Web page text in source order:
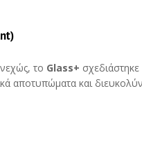
)
το Glass+
αποτυπώματα και